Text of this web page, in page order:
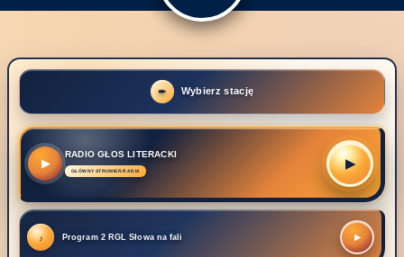
Wybierz stację
RADIO GŁOS LITERACKI
▶
Program 2 RGL Słowa na fali ▶